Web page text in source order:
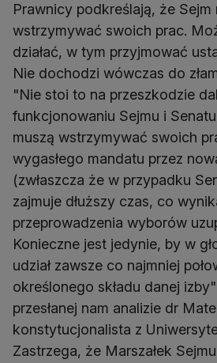
Prawnicy podkreślają, że Sejm
wstrzymywać swoich prac.
działać, w tym przyjmować
Nie dochodzi wówczas do
"Nie stoi to na przeszkodzie
funkcjonowaniu Sejmu i
muszą wstrzymywać swoich
wygasłego mandatu przez
(zwłaszcza że w przypadku
zajmuje dłuższy czas, co
przeprowadzenia wyborów
Konieczne jest jedynie, by w
udział zawsze co najmniej
określonego składu danej
przesłanej nam analizie dr
konstytucjonalista z
Zastrzega, że Marszałek